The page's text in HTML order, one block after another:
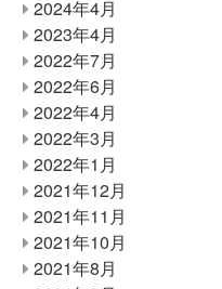
2024年4月
2023年4月
2022年7月
2022年6月
2022年4月
2022年3月
2022年1月
2021年12月
2021年11月
2021年10月
2021年8月